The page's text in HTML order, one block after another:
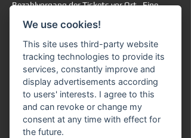
Bezahlvorgang der Tickets vor Ort.  Eine
Teilnahme an der ausgewählten Schifffahrt.
Sie haben trotzdem vollkommen freie
Platzwahl an Bord.
Rechtlicher Hinweis:
Ein gesetzliches Widerrufsrecht für
terminbezogene Freizeitveranstaltungen
besteht grundsätzlich nicht. Die Rückgabe,
der Umtausch oder eine Stornierung der
We use cookies!
This site uses third-party website
tracking technologies to provide its
services, constantly improve and
display advertisements according
to users' interests. I agree to this
and can revoke or change my
consent at any time with effect for
the future.